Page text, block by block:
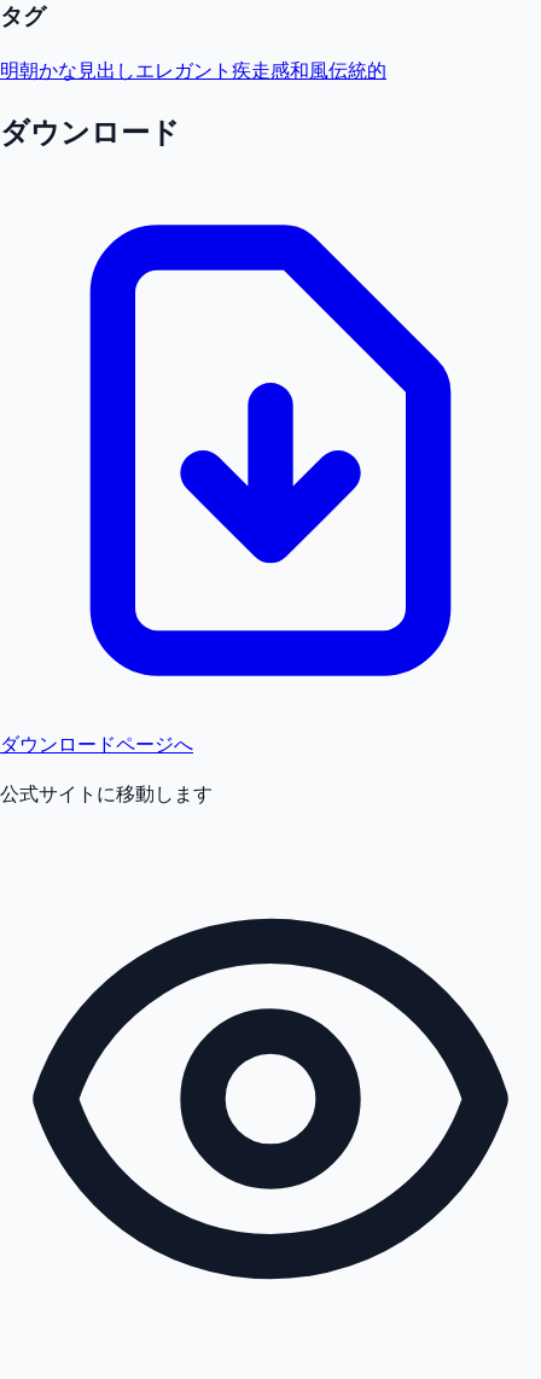
タグ
明朝かな 見出しエレガント 疾走感和風伝統的
ダウンロード
ダウンロードページへ
公式サイトに移動します